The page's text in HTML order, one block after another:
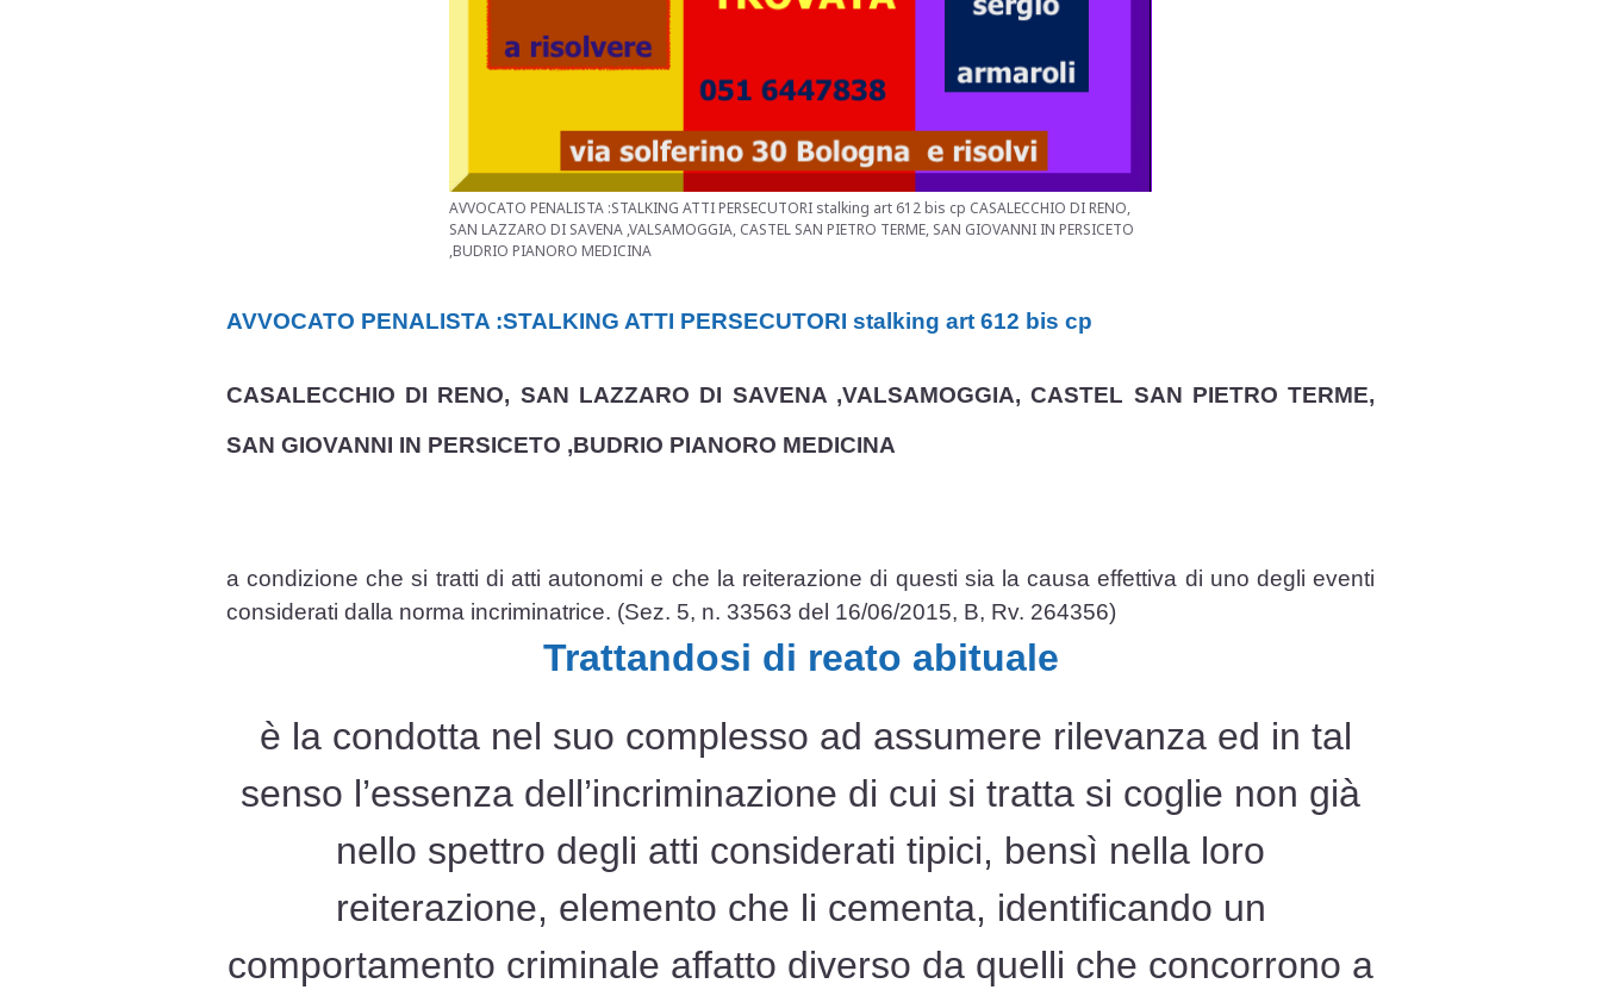
AVVOCATO PENALISTA :STALKING ATTI PERSECUTORI stalking art 612 bis cp CASALECCHIO DI RENO,
SAN LAZZARO DI SAVENA ,VALSAMOGGIA, CASTEL SAN PIETRO TERME, SAN GIOVANNI IN PERSICETO
,BUDRIO PIANORO MEDICINA
AVVOCATO PENALISTA :STALKING ATTI PERSECUTORI stalking art 612 bis cp
CASALECCHIO DI RENO, SAN LAZZARO DI SAVENA ,VALSAMOGGIA, CASTEL SAN PIETRO TERME,
SAN GIOVANNI IN PERSICETO ,BUDRIO PIANORO MEDICINA
a condizione che si tratti di atti autonomi e che la reiterazione di questi sia la causa effettiva di uno degli eventi
considerati dalla norma incriminatrice. (Sez. 5, n. 33563 del 16/06/2015, B, Rv. 264356)
Trattandosi di reato abituale
è la condotta nel suo complesso ad assumere rilevanza ed in tal
senso l’essenza dell’incriminazione di cui si tratta si coglie non già
nello spettro degli atti considerati tipici, bensì nella loro
reiterazione, elemento che li cementa, identificando un
comportamento criminale affatto diverso da quelli che concorrono a